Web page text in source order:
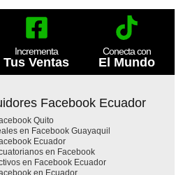
Incrementa
Tus Ventas
Conecta con
El Mundo
Facebook Ecuador
Quito
en Facebook Guayaquil
Ecuador
en Facebook
en Facebook Ecuador
en Ecuador